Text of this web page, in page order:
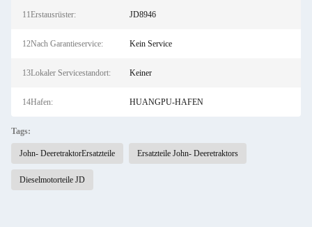
11Erstausrüster: JD8946
12Nach Garantieservice: Kein Service
13Lokaler Servicestandort: Keiner
14Hafen: HUANGPU-HAFEN
Tags:
John- DeeretraktorErsatzteile Ersatzteile John- Deeretraktors
Dieselmotorteile JD